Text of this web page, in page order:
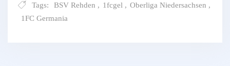
Tags: BSV Rehden , 1fcgel , Oberliga Niedersachsen ,
1FC Germania